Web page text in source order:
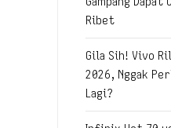
Ribet
Gila Sih! Vivo
2026, Nggak
Lagi?